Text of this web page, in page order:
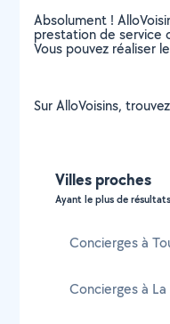
Absolument !
prestation de service
Vous pouvez réaliser
Sur AlloVoisins,
Villes proches
Ayant le plus de
Concierges à
Concierges à